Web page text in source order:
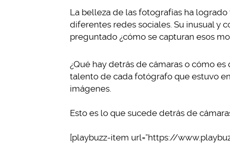
La belleza de las fotografías ha
diferentes redes sociales. Su inusual y
preguntado ¿cómo se capturan esos
¿Qué hay detrás de cámaras o cómo
talento de cada fotógrafo que estuvo
imágenes.
Esto es lo que sucede detrás de
[playbuzz-item url=”https://